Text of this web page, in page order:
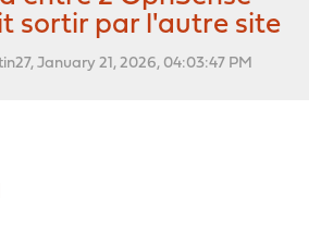
sortir par l'autre site
January 21, 2026, 04:03:47 PM